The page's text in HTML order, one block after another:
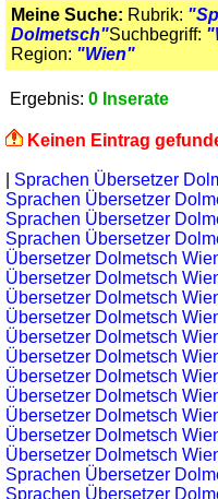
Meine Suche: Rubrik:
Dolmetsch"Suchbegriff:
Region: "Wien"
Ergebnis: 0 Inserate
Keinen Eintrag
Sprachen Übersetzer
Sprachen Übersetzer
Sprachen Übersetzer
Sprachen Übersetzer
Übersetzer Dolmetsch
Übersetzer Dolmetsch
Übersetzer Dolmetsch
Übersetzer Dolmetsch
Übersetzer Dolmetsch
Übersetzer Dolmetsch
Übersetzer Dolmetsch
Übersetzer Dolmetsch
Übersetzer Dolmetsch
Übersetzer Dolmetsch
Übersetzer Dolmetsch
Sprachen Übersetzer
Sprachen Übersetzer